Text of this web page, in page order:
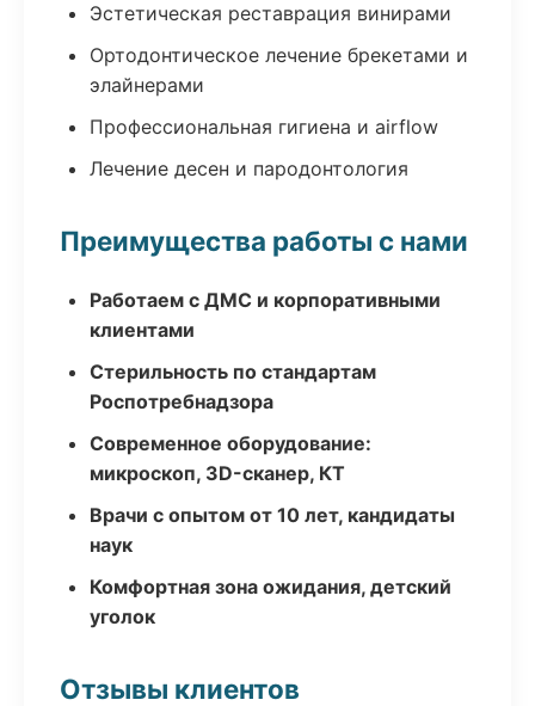
Эстетическая реставрация винирами
Ортодонтическое лечение брекетами и
элайнерами
Профессиональная гигиена и airflow
Лечение десен и пародонтология
Преимущества работы с нами
Работаем с ДМС и корпоративными
клиентами
Стерильность по стандартам
Роспотребнадзора
Современное оборудование:
микроскоп, 3D-сканер, КТ
Врачи с опытом от 10 лет, кандидаты
наук
Комфортная зона ожидания, детский
уголок
Отзывы клиентов